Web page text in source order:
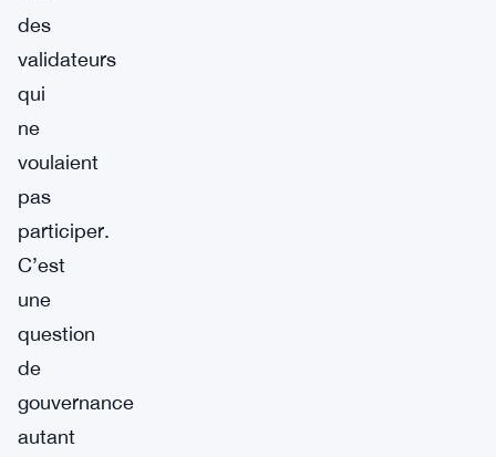
des
validateurs
qui
ne
voulaient
pas
participer.
C’est
une
question
de
gouvernance
autant